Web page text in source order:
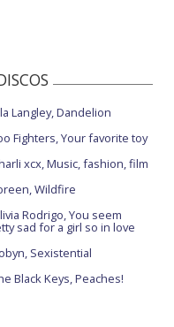
Langley, Dandelion
Fighters, Your favorite toy
xcx, Music, fashion, film
Wildfire
Rodrigo, You seem
sad for a girl so in love
Sexistential
Black Keys, Peaches!